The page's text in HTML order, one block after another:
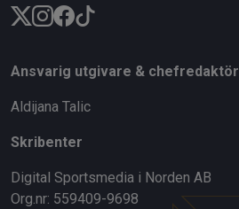
Ansvarig utgivare & chefredaktör
Aldijana Talic
Skribenter
Digital Sportsmedia i Norden AB
Org.nr: 559409-9698